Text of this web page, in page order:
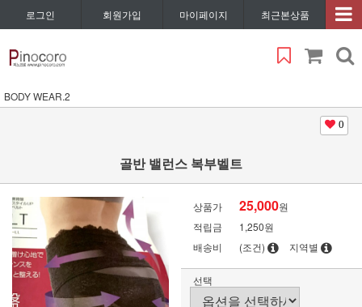
로그인 회원가입 마이페이지 최근본상품
BODY WEAR.2
0
골반 밸런스 복부벨트
상품가 25,000원
적립금
1,250원
배송비
(조건) 지역별
선택